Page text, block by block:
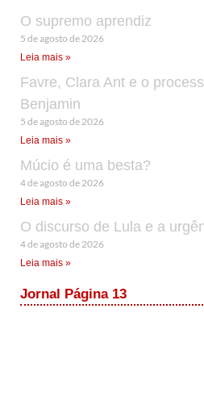
O supremo aprendiz
5 de agosto de 2026
Leia mais »
Favre, Clara Ant e o
Benjamin
5 de agosto de 2026
Leia mais »
Múcio é uma besta?
4 de agosto de 2026
Leia mais »
O discurso de Lula e a
4 de agosto de 2026
Leia mais »
Jornal Página 13